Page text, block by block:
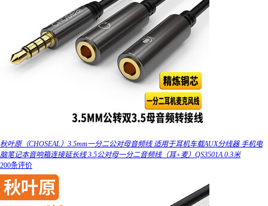
秋叶原（CHOSEAL）3.5mm一分二公对母音频线 适用于耳机车载AUX分线器 手机电
脑笔记本音响箱连接延长线 3.5公对母一分二音频线（耳+麦）QS3501A 0.3米
200条评价